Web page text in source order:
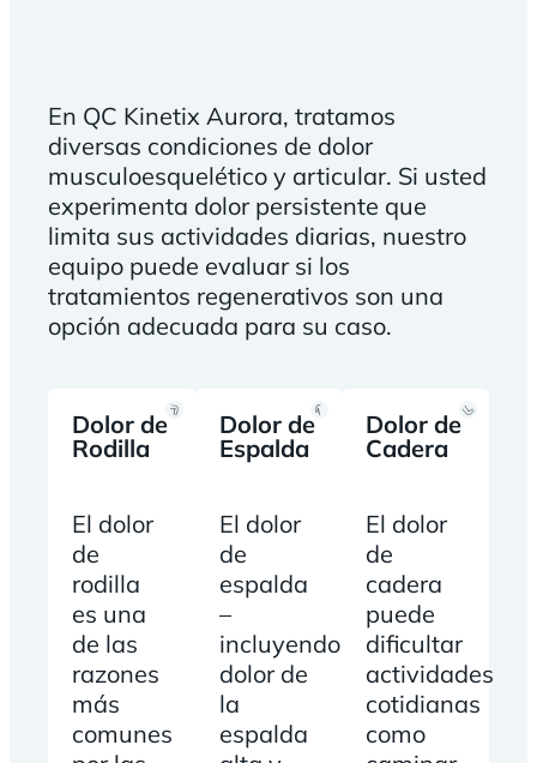
En QC Kinetix Aurora, tratamos
diversas condiciones de dolor
musculoesquelético y articular. Si usted
experimenta dolor persistente que
limita sus actividades diarias, nuestro
equipo puede evaluar si los
tratamientos regenerativos son una
opción adecuada para su caso.
Dolor de
Rodilla
El dolor
de
rodilla
es una
de las
razones
más
comunes
Dolor de
Espalda
El dolor
de
espalda
–
incluyendo
dolor de
la
espalda
Dolor de
Cadera
El dolor
de
cadera
puede
dificultar
actividades
cotidianas
como